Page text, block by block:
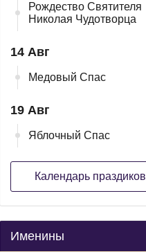
Рождество Святителя
Николая Чудотворца
14 Авг
Медовый Спас
19 Авг
Яблочный Спас
Календарь праздиков
Именины